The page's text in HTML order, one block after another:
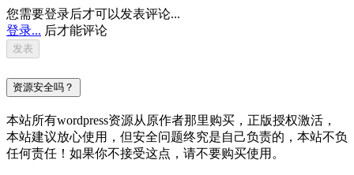
您需要登录后才可以发表评论...
登录... 后才能评论
资源安全吗？
本站所有wordpress资源从原作者那里购买，正版授权激活，
本站建议放心使用，但安全问题终究是自己负责的，本站不负
任何责任！如果你不接受这点，请不要购买使用。